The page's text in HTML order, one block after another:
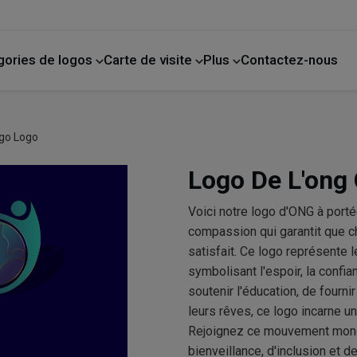
de logos Carte de visite Plus Contactez-nous
Logo
Logo De
Voici notre logo d'ONG à
compassion qui garantit que
satisfait. Ce logo représente
symbolisant l'espoir, la
soutenir l'éducation, de
leurs rêves, ce logo incarne
Rejoignez ce mouvement
bienveillance, d'inclusion et